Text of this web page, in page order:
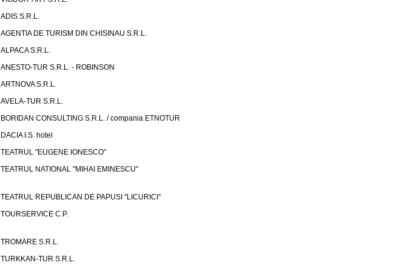
ADIS S.R.L.
AGENTIA DE TURISM DIN CHISINAU S.R.L.
ALPACA S.R.L.
ANESTO-TUR S.R.L. - ROBINSON
ARTNOVA S.R.L.
AVELA-TUR S.R.L.
BORIDAN CONSULTING S.R.L. / compania ETNOTUR
DACIA I.S. hotel
TEATRUL "EUGENE IONESCO"
TEATRUL NATIONAL "MIHAI EMINESCU"
TEATRUL REPUBLICAN DE PAPUSI "LICURICI"
TOURSERVICE C.P.
TROMARE S.R.L.
TURKKAN-TUR S.R.L.